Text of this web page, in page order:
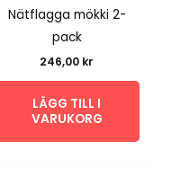
Nätflagga mökki 2-
pack
246,00 kr
LÄGG TILL I
VARUKORG